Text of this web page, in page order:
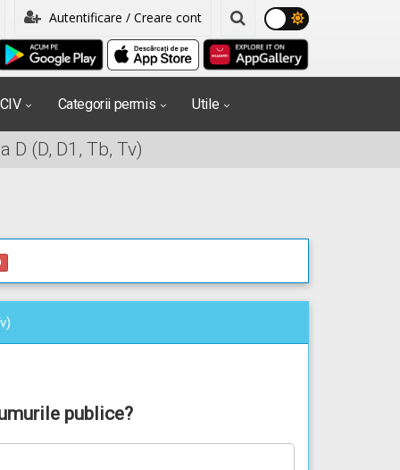
Autentificare / Creare cont
Categorii permis Utile
D (D, D1, Tb, Tv)
publice?